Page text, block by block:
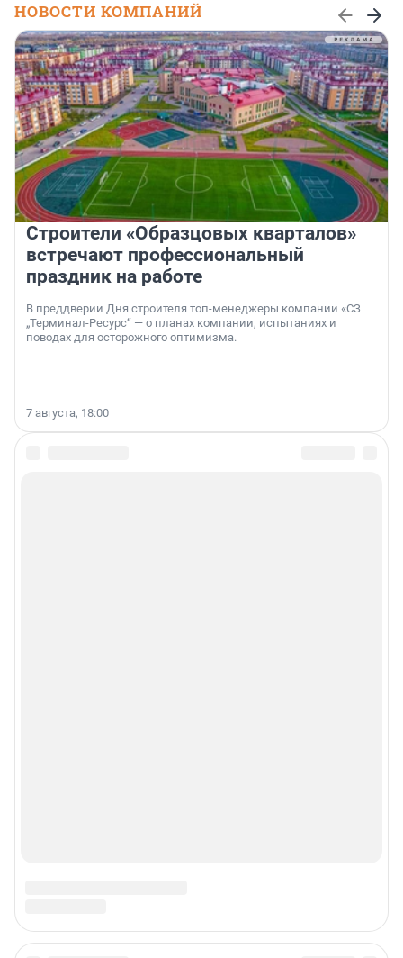
НОВОСТИ КОМПАНИЙ
Строители «Образцовых кварталов»
встречают профессиональный
праздник на работе
В преддверии Дня строителя топ-менеджеры компании «СЗ
„Терминал-Ресурс“ — о планах компании, испытаниях и
поводах для осторожного оптимизма.
7 августа, 18:00